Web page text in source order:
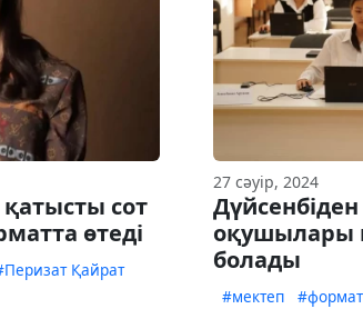
сот
өтеді
Қайрат
27 сәуір, 2024
оқушылары
болады
#мектеп #формат